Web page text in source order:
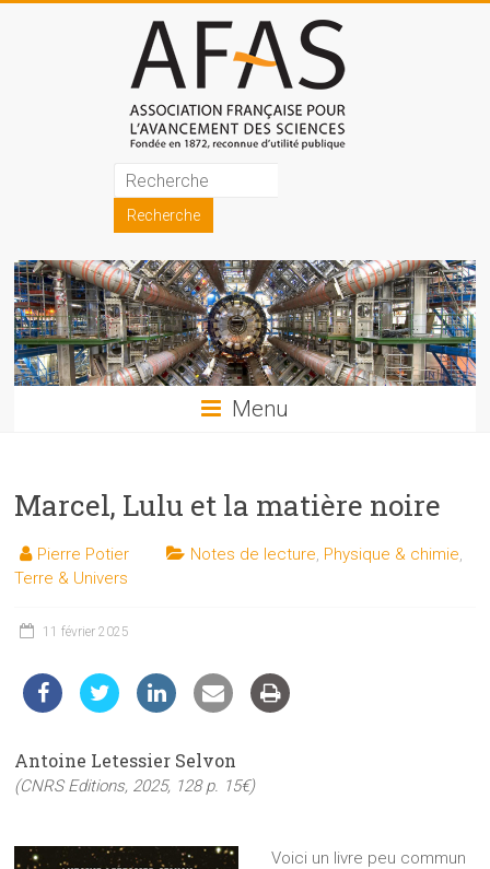
Association
française
pour
l'avancement
des
sciences
les
et
les
auprès
public
Menu
Marcel, Lulu et la matière noire
Pierre Potier Notes de lecture Physique & chimie
Terre & Univers
11 février 2025
Antoine Letessier Selvon
(CNRS Editions, 2025, 128 p. 15€)
Voici un livre peu commun